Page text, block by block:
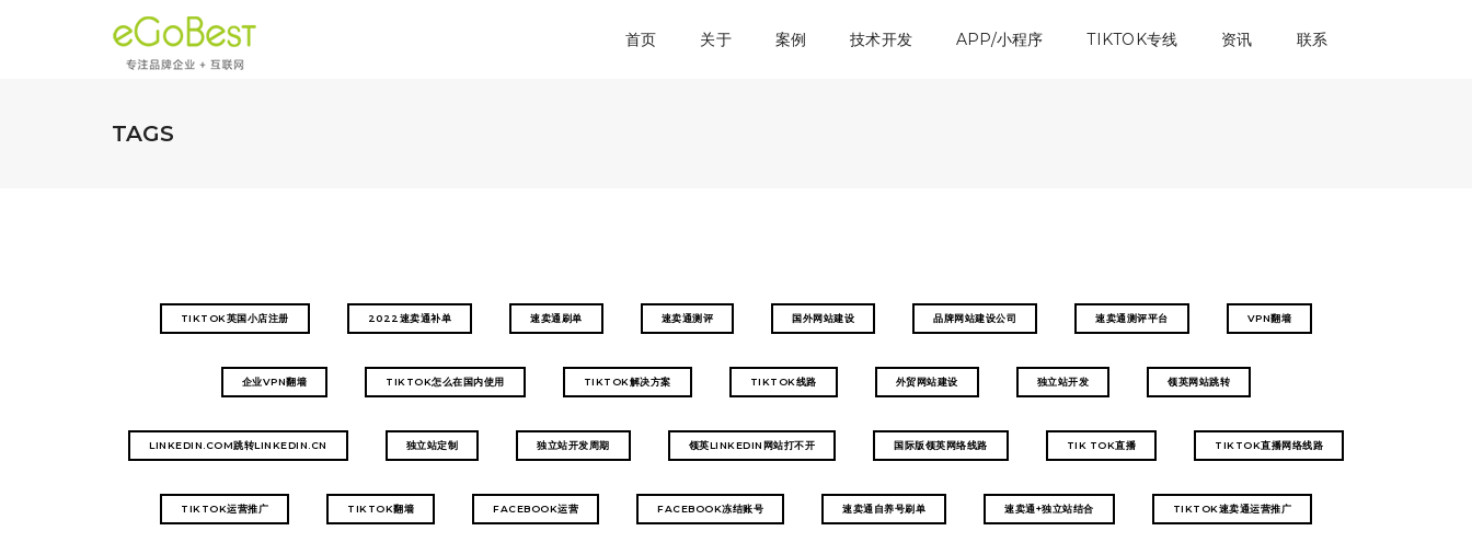
首页 关于 案例 技术开发 APP/小程序 TIKTOK专线 资讯 联系
TAGS
TIKTOK英国小店注册 2022速卖通补单 速卖通刷单 速卖通测评 国外网站建设 品牌网站建设公司 速卖通测评平台 VPN翻墙
企业VPN翻墙 TIKTOK怎么在国内使用 TIKTOK解决方案 TIKTOK线路 外贸网站建设 独立站开发 领英网站跳转
LINKEDIN.COM跳转LINKEDIN.CN 独立站定制 独立站开发周期 领英LINKEDIN网站打不开 国际版领英网络线路 TIK TOK直播 TIKTOK直播​网络线路
TIKTOK运营推广 TIKTOK翻墙 FACEBOOK运营 FACEBOOK冻结账号 速卖通自养号刷单 速卖通+独立站结合 TIKTOK速卖通运营推广